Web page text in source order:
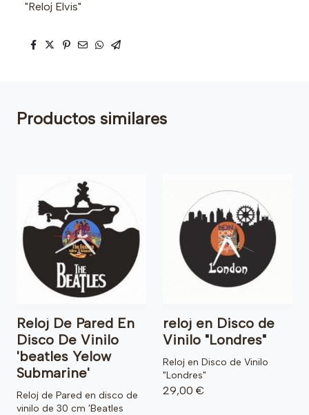
"Reloj Elvis"
Productos similares
Reloj De Pared En
Disco De Vinilo
'beatles Yelow
Submarine'
Reloj de Pared en disco de
vinilo de 30 cm 'Beatles
reloj en Disco de
Vinilo "Londres"
Reloj en Disco de Vinilo
"Londres"
29,00 €